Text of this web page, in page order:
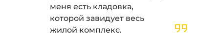
меня есть кладовка,
которой завидует весь
жилой комплекс.